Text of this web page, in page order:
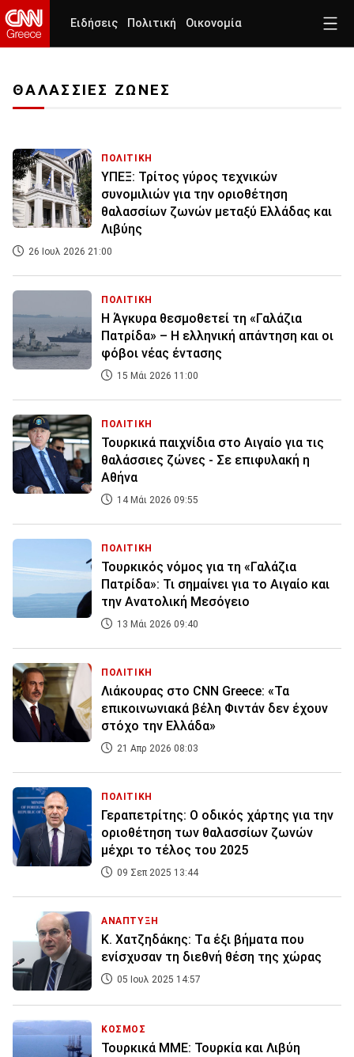
Ειδήσεις Πολιτική Οικονομία
ΘΑΛΑΣΣΙΕΣ ΖΩΝΕΣ
ΠΟΛΙΤΙΚΗ
ΥΠΕΞ: Τρίτος γύρος τεχνικών
συνομιλιών για την οριοθέτηση
θαλασσίων ζωνών μεταξύ Ελλάδας και
Λιβύης
26 Ιουλ 2026 21:00
ΠΟΛΙΤΙΚΗ
Η Άγκυρα θεσμοθετεί τη «Γαλάζια
Πατρίδα» – Η ελληνική απάντηση και οι
φόβοι νέας έντασης
15 Μάι 2026 11:00
ΠΟΛΙΤΙΚΗ
Τουρκικά παιχνίδια στο Αιγαίο για τις
θαλάσσιες ζώνες - Σε επιφυλακή η
Αθήνα
14 Μάι 2026 09:55
ΠΟΛΙΤΙΚΗ
Τουρκικός νόμος για τη «Γαλάζια
Πατρίδα»: Τι σημαίνει για το Αιγαίο και
την Ανατολική Μεσόγειο
13 Μάι 2026 09:40
ΠΟΛΙΤΙΚΗ
Λιάκουρας στο CNN Greece: «Τα
επικοινωνιακά βέλη Φιντάν δεν έχουν
στόχο την Ελλάδα»
21 Απρ 2026 08:03
ΠΟΛΙΤΙΚΗ
Γεραπετρίτης: Ο οδικός χάρτης για την
οριοθέτηση των θαλασσίων ζωνών
μέχρι το τέλος του 2025
09 Σεπ 2025 13:44
ΑΝΑΠΤΥΞΗ
Κ. Χατζηδάκης: Tα έξι βήματα που
ενίσχυσαν τη διεθνή θέση της χώρας
05 Ιουλ 2025 14:57
ΚΟΣΜΟΣ
Τουρκικά ΜΜΕ: Τουρκία και Λιβύη